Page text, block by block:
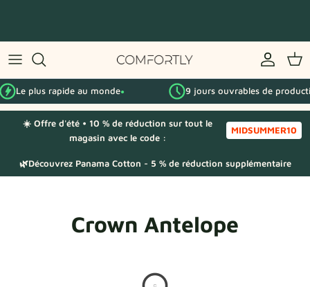
contenu
Par série IKEA
Par catégorie
Échantillons de tissu
Le plus rapide au monde● 9 jours ouvrables de
☀️ Offre d'été • 10 % de réduction sur tout le
magasin avec le code :
MIDSUMMER10
🌿Découvrez Panama Cotton - 5 % de réduction supplémentaire
Crown Antelope